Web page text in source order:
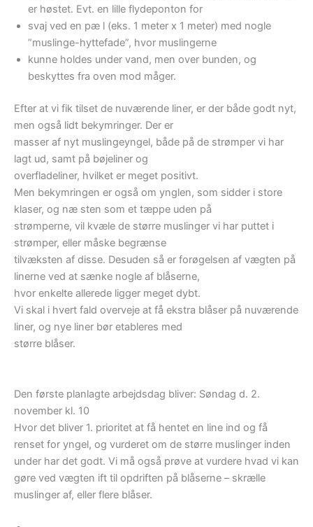
er høstet. Evt. en lille flydeponton for
svaj ved en pæ l (eks. 1 meter x 1 meter) med nogle
”muslinge-hyttefade”, hvor muslingerne
kunne holdes under vand, men over bunden, og
beskyttes fra oven mod måger.
Efter at vi fik tilset de nuværende liner, er der både godt nyt,
men også lidt bekymringer. Der er
masser af nyt muslingeyngel, både på de strømper vi har
lagt ud, samt på bøjeliner og
overfladeliner, hvilket er meget positivt.
Men bekymringen er også om ynglen, som sidder i store
klaser, og næ sten som et tæppe uden på
strømperne, vil kvæle de større muslinger vi har puttet i
strømper, eller måske begrænse
tilvæksten af disse. Desuden så er forøgelsen af vægten på
linerne ved at sænke nogle af blåserne,
hvor enkelte allerede ligger meget dybt.
Vi skal i hvert fald overveje at få ekstra blåser på nuværende
liner, og nye liner bør etableres med
større blåser.
Den første planlagte arbejdsdag bliver: Søndag d. 2.
november kl. 10
Hvor det bliver 1. prioritet at få hentet en line ind og få
renset for yngel, og vurderet om de større muslinger inden
under har det godt. Vi må også prøve at vurdere hvad vi kan
gøre ved vægten ift til opdriften på blåserne – skrælle
muslinger af, eller flere blåser.